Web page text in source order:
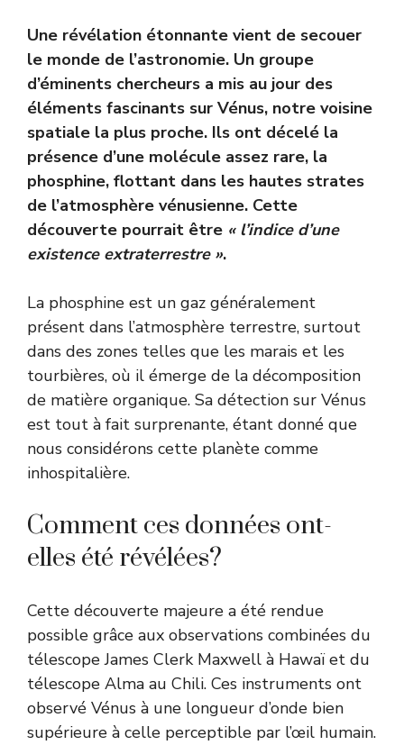
Une révélation étonnante vient de secouer
le monde de l’astronomie. Un groupe
d’éminents chercheurs a mis au jour des
éléments fascinants sur Vénus, notre voisine
spatiale la plus proche. Ils ont décelé la
présence d’une molécule assez rare, la
phosphine, flottant dans les hautes strates
de l’atmosphère vénusienne. Cette
découverte pourrait être « l’indice d’une
existence extraterrestre ».
La phosphine est un gaz généralement
présent dans l’atmosphère terrestre, surtout
dans des zones telles que les marais et les
tourbières, où il émerge de la décomposition
de matière organique. Sa détection sur Vénus
est tout à fait surprenante, étant donné que
nous considérons cette planète comme
inhospitalière.
Comment ces données ont-
elles été révélées?
Cette découverte majeure a été rendue
possible grâce aux observations combinées du
télescope James Clerk Maxwell à Hawaï et du
télescope Alma au Chili. Ces instruments ont
observé Vénus à une longueur d’onde bien
supérieure à celle perceptible par l’œil humain.